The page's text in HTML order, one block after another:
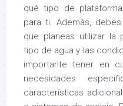
qué tipo de
para ti. Además,
que planeas utilizar la
tipo de agua y las
importante tener en
necesidades
características